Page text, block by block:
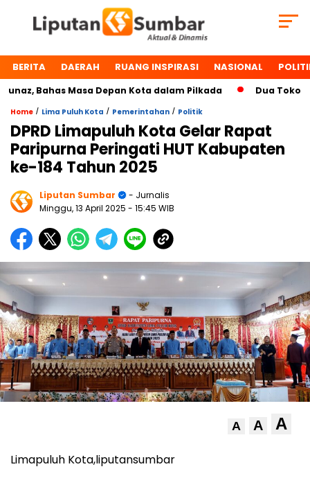
BERITA DAERAH RUANG INSPIRASI NASIONAL
Bahas Masa Depan Kota dalam Pilkada Dua Tokoh
Home / Lima Puluh Kota / Pemerintahan / Politik
DPRD Limapuluh Kota Gelar Rapat
Paripurna Peringati HUT Kabupaten
ke-184 Tahun 2025
Liputan Sumbar
- Jurnalis
Minggu, 13 April 2025 - 15:45 WIB
A A A
Limapuluh Kota,liputansumbar